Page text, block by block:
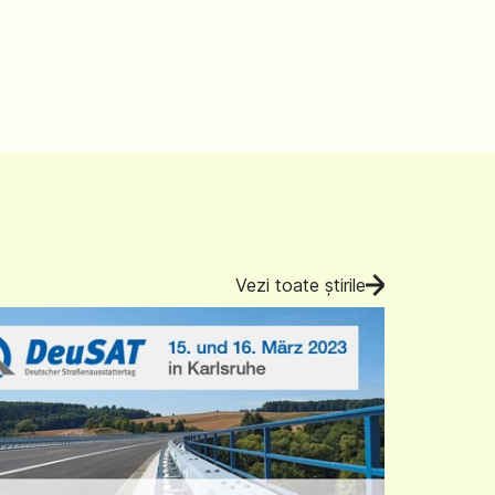
Vezi toate știrile